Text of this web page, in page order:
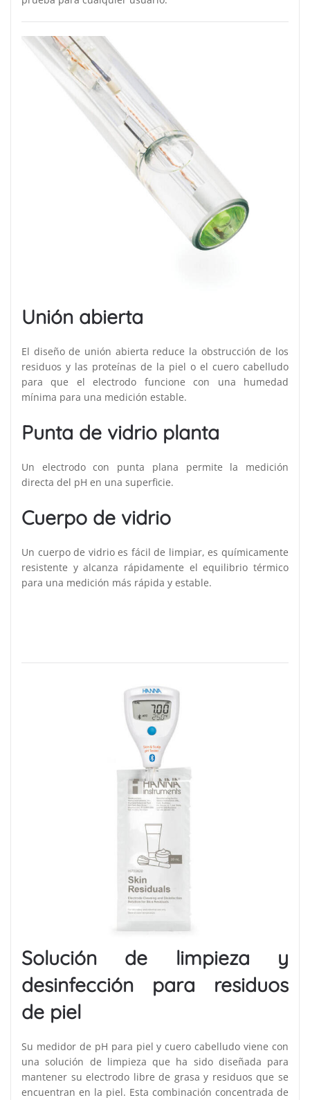
Unión abierta
El diseño de unión abierta reduce la obstrucción de los
residuos y las proteínas de la piel o el cuero cabelludo
para que el electrodo funcione con una humedad
mínima para una medición estable.
Punta de vidrio planta
Un electrodo con punta plana permite la medición
directa del pH en una superficie.
Cuerpo de vidrio
Un cuerpo de vidrio es fácil de limpiar, es químicamente
resistente y alcanza rápidamente el equilibrio térmico
para una medición más rápida y estable.
Solución de limpieza y
desinfección para residuos
de piel
Su medidor de pH para piel y cuero cabelludo viene con
una solución de limpieza que ha sido diseñada para
mantener su electrodo libre de grasa y residuos que se
encuentran en la piel. Esta combinación concentrada de